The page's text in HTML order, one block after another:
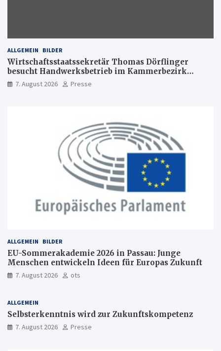
ALLGEMEIN BILDER
Wirtschaftsstaatssekretär Thomas Dörflinger
besucht Handwerksbetrieb im Kammerbezirk
Freiburg
7. August 2026 Presse
ALLGEMEIN BILDER
EU-Sommerakademie 2026 in Passau: Junge
Menschen entwickeln Ideen für Europas Zukunft
7. August 2026 ots
ALLGEMEIN
Selbsterkenntnis wird zur Zukunftskompetenz
7. August 2026 Presse